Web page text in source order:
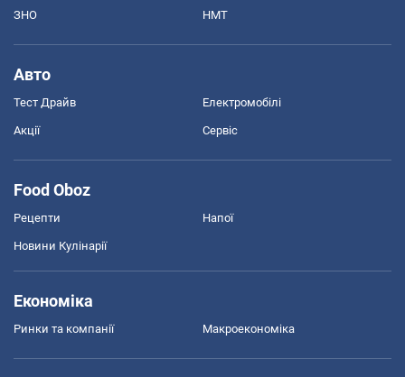
ЗНО НМТ
Авто
Тест Драйв Електромобілі
Акції Сервіс
Food Oboz
Рецепти Напої
Новини Кулінарії
Економіка
Ринки та компанії Макроекономіка